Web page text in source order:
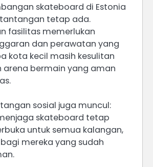
skateboard di Estonia
tetap ada.
fasilitas memerlukan
dan perawatan yang
kota kecil masih kesulitan
arena bermain yang aman
sosial juga muncul:
skateboard tetap
untuk semua kalangan,
mereka yang sudah